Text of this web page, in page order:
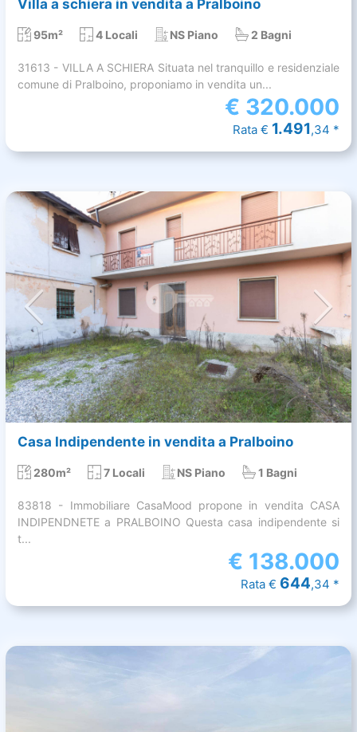
Villa a schiera in vendita a Pralboino
95m² 4 Locali NS Piano 2 Bagni
31613 - VILLA A SCHIERA Situata nel tranquillo e residenziale
comune di Pralboino, proponiamo in vendita un...
€ 320.000
Rata € 1.491,34 *
Casa Indipendente in vendita a Pralboino
280m² 7 Locali NS Piano 1 Bagni
83818 - Immobiliare CasaMood propone in vendita CASA
INDIPENDNETE a PRALBOINO Questa casa indipendente si
t...
€ 138.000
Rata € 644,34 *